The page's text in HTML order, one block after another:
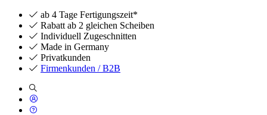
ab 4 Tage Fertigungszeit*
Rabatt ab 2 gleichen Scheiben
Individuell Zugeschnitten
Made in Germany
Privatkunden
Firmenkunden / B2B